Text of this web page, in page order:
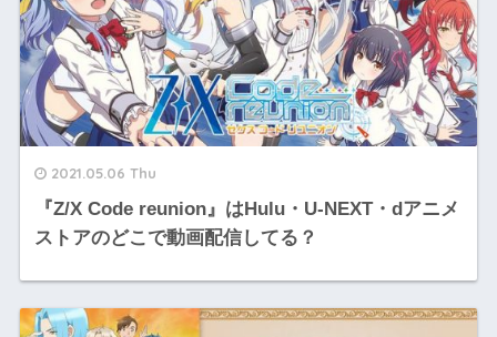
2021.05.06 Thu
『Z/X Code reunion』はHulu・U-NEXT・dアニメ
ストアのどこで動画配信してる？